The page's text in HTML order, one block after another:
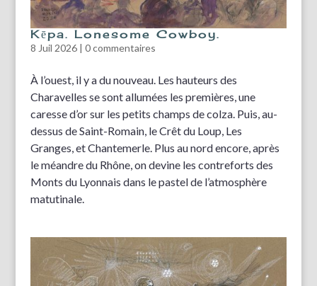
Kēpa. Lonesome Cowboy.
8 Juil 2026| 0 commentaires
À l’ouest, il y a du nouveau. Les hauteurs des
Charavelles se sont allumées les premières, une
caresse d’or sur les petits champs de colza. Puis, au-
dessus de Saint-Romain, le Crêt du Loup, Les
Granges, et Chantemerle. Plus au nord encore, après
le méandre du Rhône, on devine les contreforts des
Monts du Lyonnais dans le pastel de l’atmosphère
matutinale.